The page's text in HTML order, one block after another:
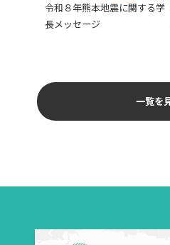
令和８年熊本地震に関する学
長メッセージ
一覧を